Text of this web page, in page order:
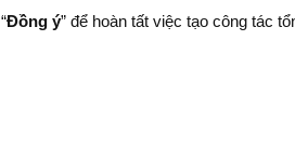
“Đồng ý” để hoàn tất việc tạo công tác